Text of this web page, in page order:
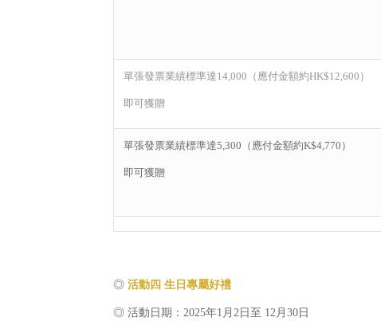
單張發票業績標準達14,000（應付金額約HK$12,600）
即可獲贈
單張發票業績標準達5,300（應付金額約K$4,770）
即可獲贈
◎ 活動四 生日專屬好禮
◎ 活動日期：2025年1月2日至 12月30日